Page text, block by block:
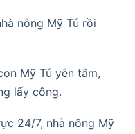
nông Mỹ Tú rồi
Mỹ Tú yên tâm,
lấy công.
24/7, nhà nông Mỹ